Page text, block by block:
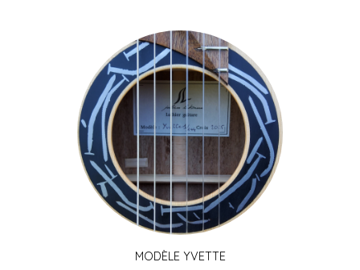
MODÈLE YVETTE